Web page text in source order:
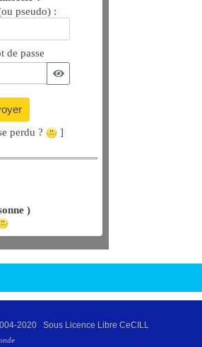
pseudo) :
de passe
perdu ? ]
)
2020 Sous Licence Libre CeCILL